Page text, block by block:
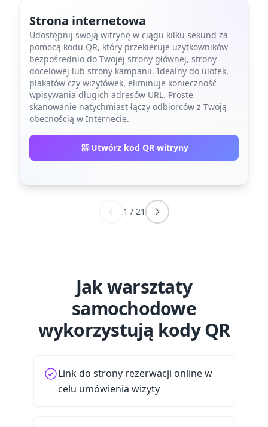
Strona internetowa
Udostępnij swoją witrynę w ciągu kilku sekund za
pomocą kodu QR, który przekieruje użytkowników
bezpośrednio do Twojej strony głównej, strony
docelowej lub strony kampanii. Idealny do ulotek,
plakatów czy wizytówek, eliminuje konieczność
wpisywania długich adresów URL. Proste
skanowanie natychmiast łączy odbiorców z Twoją
obecnością w Internecie.
Utwórz kod QR witryny
1 / 21
Jak warsztaty
samochodowe
wykorzystują kody QR
Link do strony rezerwacji online w
celu umówienia wizyty